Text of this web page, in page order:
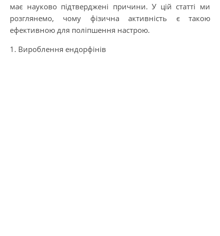
має науково підтверджені причини. У цій статті ми
розглянемо, чому фізична активність є такою
ефективною для поліпшення настрою.
1. Вироблення ендорфінів